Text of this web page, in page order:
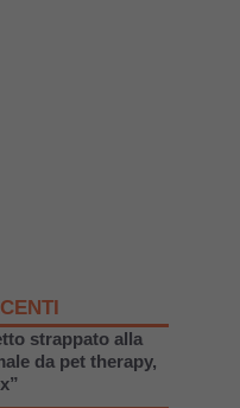
strappato alla
da pet therapy,